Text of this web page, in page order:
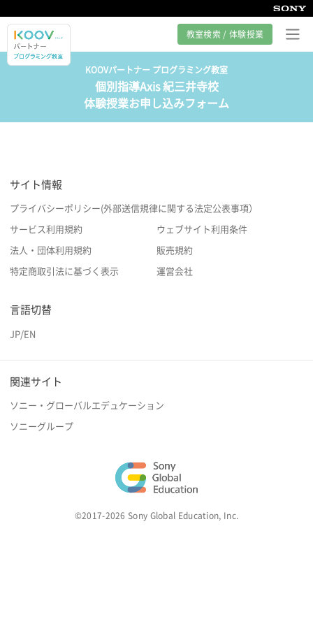
教室検索 / 体験授業
プログラミング教室とは
カリキュラム紹介
サポート
KOOVパートナー プログラミング教室
個別指導Axis 紀三井寺校
体験授業お申し込みフォーム
サイト情報
プライバシーポリシー(外部送信規律に関する法定公表事項）
サービス利用規約 ウェブサイト利用条件
法人・団体利用規約 販売規約
特定商取引法に基づく表示 運営会社
言語切替
JP/EN
関連サイト
ソニー・グローバルエデュケーション
ソニーグループ
©2017-2026 Sony Global Education, Inc.